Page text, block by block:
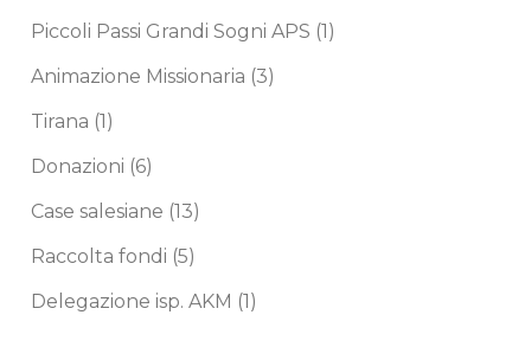
Piccoli Passi Grandi Sogni APS (1)
Animazione Missionaria (3)
Tirana (1)
Donazioni (6)
Case salesiane (13)
Raccolta fondi (5)
Delegazione isp. AKM (1)